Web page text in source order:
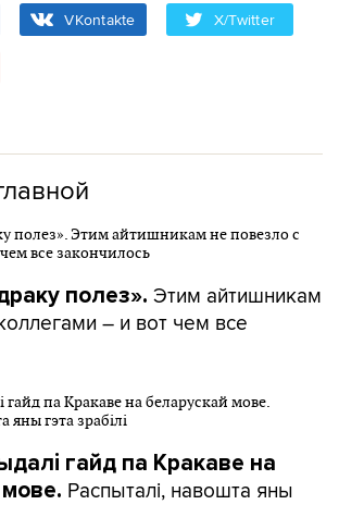
VKontakte X/Twitter
полез». Этим айтишникам
– и вот чем все
гайд па Кракаве на
Распыталі, навошта яны